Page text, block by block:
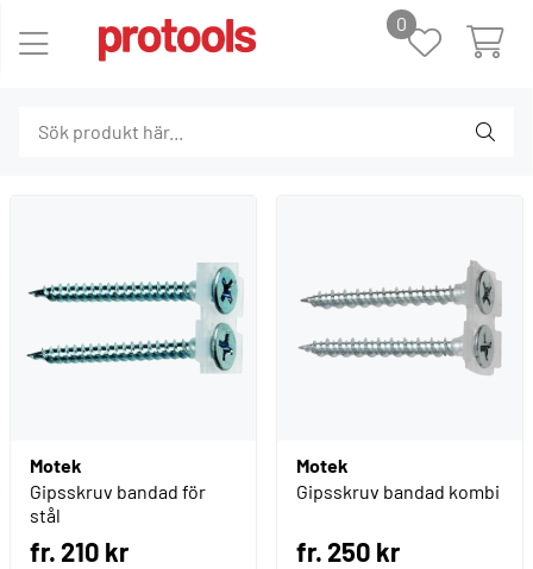
0
Motek
Gipsskruv bandad för
stål
fr. 210 kr
Motek
Gipsskruv bandad kombi
fr. 250 kr